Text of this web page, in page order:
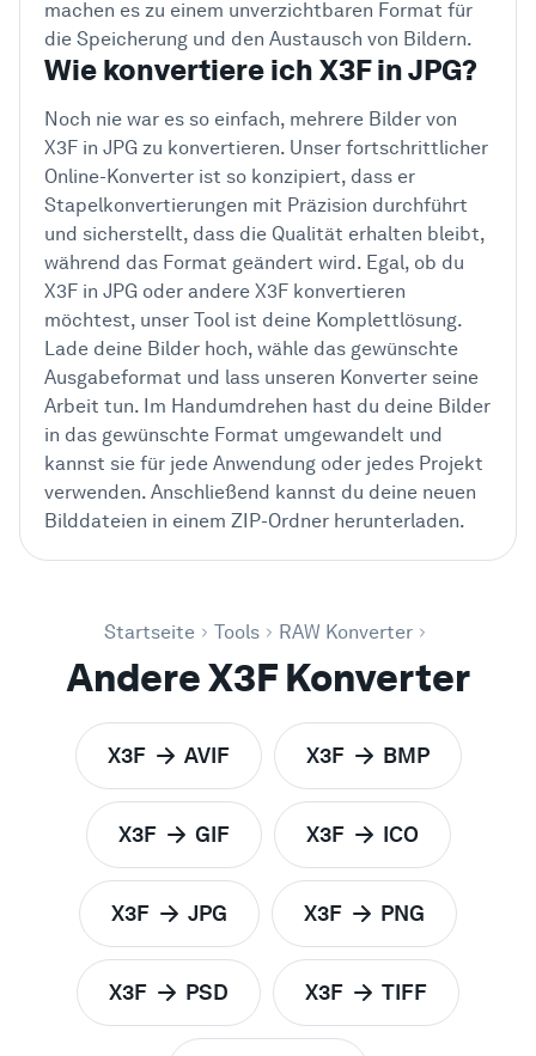
machen es zu einem unverzichtbaren Format für
die Speicherung und den Austausch von Bildern.
Wie konvertiere ich X3F in JPG?
Noch nie war es so einfach, mehrere Bilder von
X3F in JPG zu konvertieren. Unser fortschrittlicher
Online-Konverter ist so konzipiert, dass er
Stapelkonvertierungen mit Präzision durchführt
und sicherstellt, dass die Qualität erhalten bleibt,
während das Format geändert wird. Egal, ob du
X3F in JPG oder andere X3F konvertieren
möchtest, unser Tool ist deine Komplettlösung.
Lade deine Bilder hoch, wähle das gewünschte
Ausgabeformat und lass unseren Konverter seine
Arbeit tun. Im Handumdrehen hast du deine Bilder
in das gewünschte Format umgewandelt und
kannst sie für jede Anwendung oder jedes Projekt
verwenden. Anschließend kannst du deine neuen
Bilddateien in einem ZIP-Ordner herunterladen.
Startseite Tools RAW Konverter
Andere X3F Konverter
X3F zuAVIF X3F zuBMP
X3F zu GIF X3F zu ICO
X3F zuJPG X3F zuPNG
X3F zuPSD X3F zuTIFF